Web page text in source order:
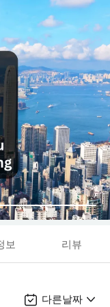
보 리뷰
다른날짜